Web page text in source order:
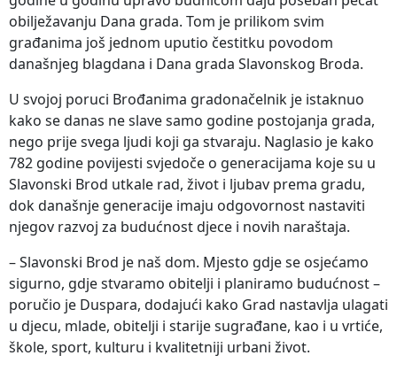
obilježavanju Dana grada. Tom je prilikom svim
građanima još jednom uputio čestitku povodom
današnjeg blagdana i Dana grada Slavonskog Broda.
U svojoj poruci Brođanima gradonačelnik je istaknuo
kako se danas ne slave samo godine postojanja grada,
nego prije svega ljudi koji ga stvaraju. Naglasio je kako
782 godine povijesti svjedoče o generacijama koje su u
Slavonski Brod utkale rad, život i ljubav prema gradu,
dok današnje generacije imaju odgovornost nastaviti
njegov razvoj za budućnost djece i novih naraštaja.
– Slavonski Brod je naš dom. Mjesto gdje se osjećamo
sigurno, gdje stvaramo obitelji i planiramo budućnost –
poručio je Duspara, dodajući kako Grad nastavlja ulagati
u djecu, mlade, obitelji i starije sugrađane, kao i u vrtiće,
škole, sport, kulturu i kvalitetniji urbani život.